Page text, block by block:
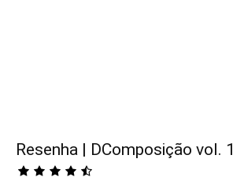
Resenha | DComposição vol. 1